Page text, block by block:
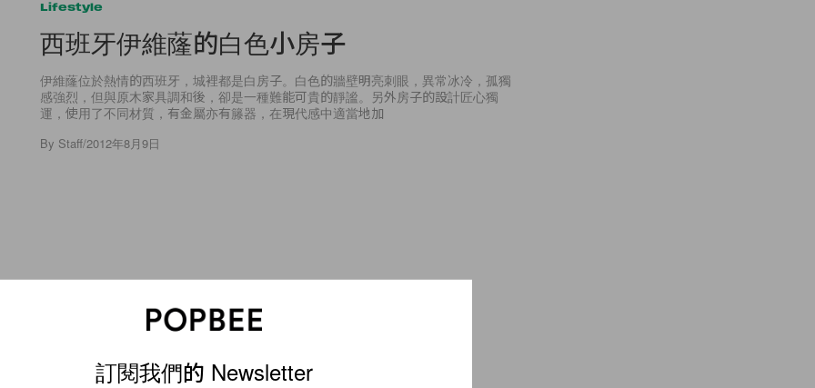
Lifestyle
西班牙伊維蕯的白色小房子
伊維蕯位於熱情的西班牙，城裡都是白房子。白色的牆壁明亮刺眼，異常冰冷，孤獨
感強烈，但與原木家具調和後，卻是一種難能可貴的靜謐。另外房子的設計匠心獨
運，使用了不同材質，有金屬亦有籐器，在現代感中適當地加
By Staff/2012年8月9日
Bona Drag Ceremonial Collection
訂閱我們的 Newsletter